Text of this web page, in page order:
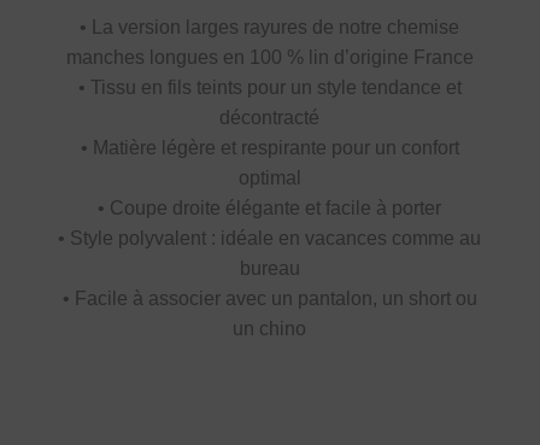
• La version larges rayures de notre chemise
manches longues en 100 % lin d’origine France
• Tissu en fils teints pour un style tendance et
décontracté
• Matière légère et respirante pour un confort
optimal
• Coupe droite élégante et facile à porter
• Style polyvalent : idéale en vacances comme au
bureau
• Facile à associer avec un pantalon, un short ou
un chino